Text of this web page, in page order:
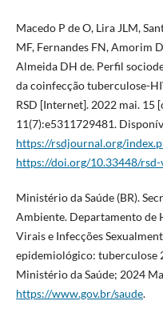
Macedo P de O, Lira JLM,
MF, Fernandes FN, Amorim
Almeida DH de. Perfil
da coinfecção tuberculose-
RSD [Internet]. 2022 mai. 15
11(7):e5311729481.
https://rsdjournal.org/
https://doi.org/10.33448/rsd-
Ministério da Saúde (BR).
Ambiente. Departamento de
Virais e Infecções
epidemiológico: tuberculose
Ministério da Saúde; 2024
https://www.gov.br/saude.